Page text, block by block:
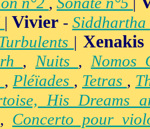
|Vivier - Siddhartha
| Xenakis
,Nuits ,Nomos
, Pléïades , Tetras ,
His Dreams
, Concerto pour